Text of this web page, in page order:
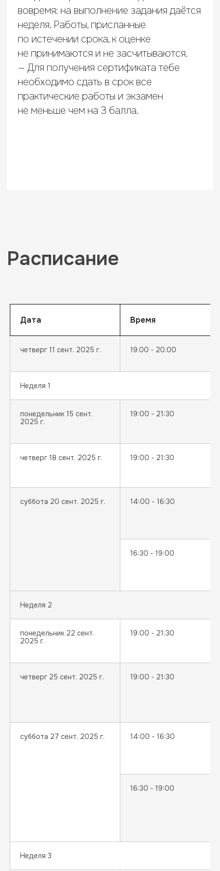
Дата Время
четверг 11 сент. 2025 г. 19.00 - 20.00
Неделя 1
понедельник 15 сент.
2025 г.
19:00 - 21:30
четверг 18 сент. 2025 г. 19:00 - 21:30
суббота 20 сент. 2025 г. 14:00 - 16:30
16:30 - 19:00
Неделя 2
понедельник 22 сент.
2025 г.
19:00 - 21:30
четверг 25 сент. 2025 г. 19:00 - 21:30
суббота 27 сент. 2025 г. 14:00 - 16:30
16:30 - 19:00
Неделя 3